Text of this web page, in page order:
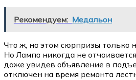
Рекомендуем: Медальон
Что ж, на этом сюрпризы только
Но Лампа никогда не
даже увидев объявление в
отключен на время ремонта